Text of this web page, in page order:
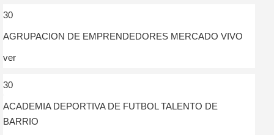
30
AGRUPACION DE EMPRENDEDORES MERCADO VIVO
ver
30
ACADEMIA DEPORTIVA DE FUTBOL TALENTO DE
BARRIO